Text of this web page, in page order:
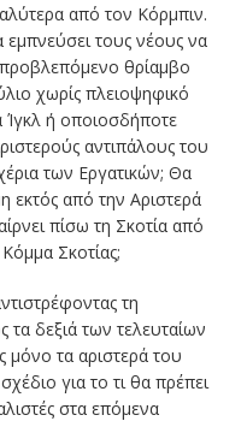
από τον Κόρμπιν.
τους νέους να
θρίαμβο
χωρίς πλειοψηφικό
ή οποιοσδήποτε
αντιπάλους του
των Εργατικών; Θα
από την Αριστερά
πίσω τη Σκοτία από
Σκοτίας;
τη
τα δεξιά των τελευταίων
μόνο τα αριστερά του
για το τι θα πρέπει
στα επόμενα